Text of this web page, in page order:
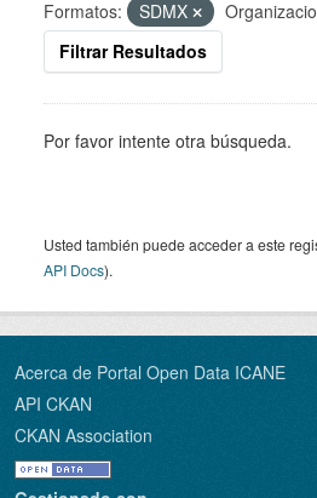
Formatos:
SDMX
Filtrar Resultados
Por favor intente otra búsqueda.
Usted también puede acceder a este
API Docs).
Acerca de Portal Open Data ICANE
API CKAN
CKAN Association